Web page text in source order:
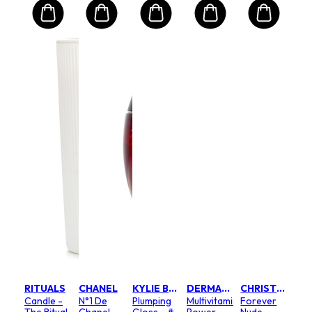
RITUALS
Candle -
CHANEL
N°1 De
KYLIE BY KYLIE JENNER
Plumping
DERMALOGICA
Multivitamin
CHRISTIAN DIOR
Forever